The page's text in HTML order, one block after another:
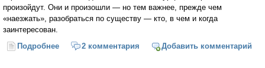
произойдут. Они и произошли — но тем важнее, прежде чем
«наезжать», разобраться по существу — кто, в чем и когда
заинтересован.
Подробнее о Михаил Хазин: Времени стоять на распутье у
2 комментария Добавить комментарий